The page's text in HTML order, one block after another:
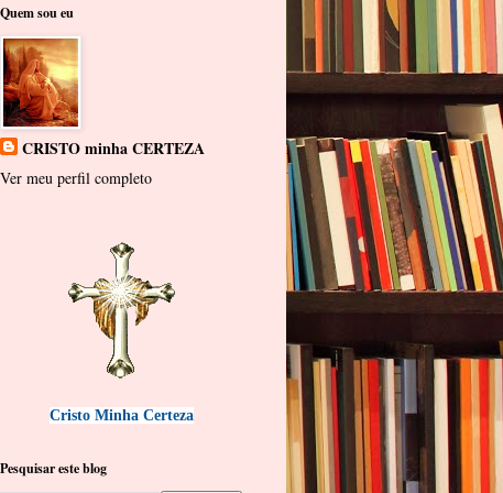
Quem sou eu
CRISTO minha CERTEZA
Ver meu perfil completo
Cristo Minha Certeza
Pesquisar este blog